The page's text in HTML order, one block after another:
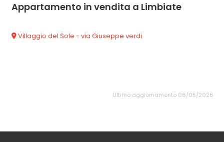
Appartamento in vendita a Limbiate
Villaggio del Sole - via Giuseppe verdi
Ultimo aggiornamento 06/05/2026